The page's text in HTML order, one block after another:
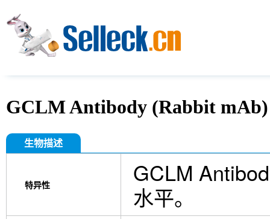
GCLM Antibody (Rabbit
生物描述
特异性
GCLM
水平。